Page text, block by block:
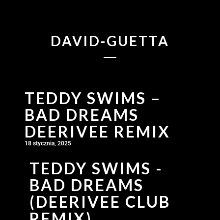
DAVID-GUETTA
TEDDY SWIMS –
BAD DREAMS
DEERIVEE REMIX
18 stycznia, 2025
TEDDY SWIMS -
BAD DREAMS
(DEERIVEE CLUB